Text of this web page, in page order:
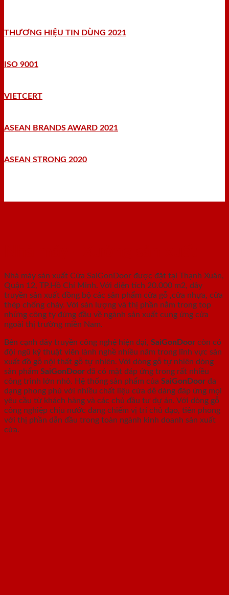
THƯƠNG HIỆU TIN DÙNG 2021
ISO 9001
VIETCERT
ASEAN BRANDS AWARD 2021
ASEAN STRONG 2020
Nhà máy sản xuất Cửa SaiGonDoor được đặt tại Thạnh Xuân,
Quận 12, TP.Hồ Chí Minh. Với diện tích 20.000 m2, dây
truyền sản xuất đồng bộ các sản phẩm cửa gỗ ,cửa nhựa, cửa
thép chống cháy. Với sản lượng và thị phần nằm trong top
những công ty đứng đầu về ngành sản xuất cung ứng cửa
ngoài thị trường miền Nam.
Bên cạnh dây truyền công nghệ hiện đại, SaiGonDoor còn có
đội ngũ kỹ thuật viên lành nghề nhiều năm trong lĩnh vực sản
xuất đồ gỗ nội thất gỗ tự nhiên. Với dòng gỗ tự nhiên dòng
sản phẩm SaiGonDoor đã có mặt đáp ứng trong rất nhiều
công trình lớn nhỏ. Hệ thống sản phẩm của SaiGonDoor đa
dạng phong phú với nhiều chất liệu cửa dễ dàng đáp ứng mọi
yêu cầu từ khách hàng và các chủ đầu tư dự án. Với dòng gỗ
công nghiệp chịu nước đang chiếm vị trí chủ đạo, tiên phong
với thị phần dẫn đầu trong toàn ngành kinh doanh sản xuất
cửa.